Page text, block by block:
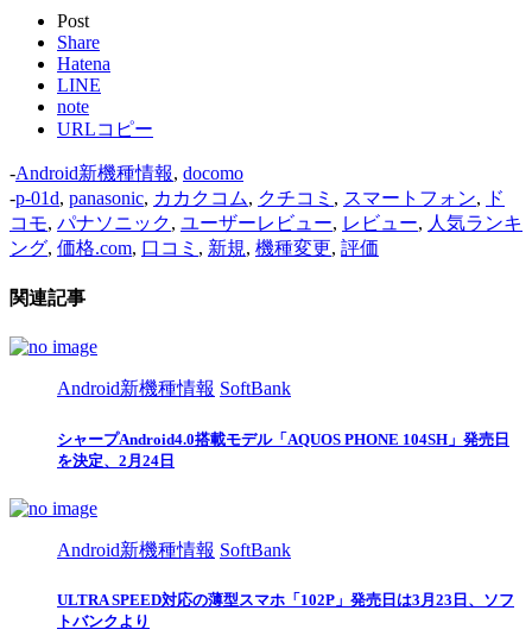
Post
Share
Hatena
LINE
note
URLコピー
-Android新機種情報, docomo
-p-01d, panasonic, カカクコム, クチコミ , スマートフォン, ド
コモ, パナソニック, ユーザーレビュー, レビュー, 人気ランキ
ング, 価格.com, 口コミ , 新規, 機種変更, 評価
関連記事
Android新機種情報 SoftBank
シャープAndroid4.0搭載モデル「AQUOS PHONE 104SH」発売日
を決定、2月24日
Android新機種情報 SoftBank
ULTRA SPEED対応の薄型スマホ「102P」発売日は3月23日、ソフ
トバンクより